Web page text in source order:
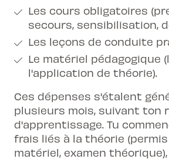
Les cours obligatoires
secours, sensibilisation,
Les leçons de conduite
Le matériel pédagogique
l'application de théorie).
Ces dépenses s'étalent
plusieurs mois, suivant ton
d'apprentissage. Tu
frais liés à la théorie (permis
matériel, examen